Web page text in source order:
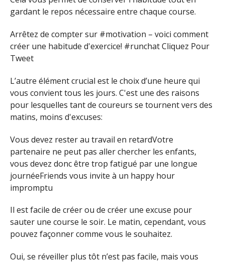
gardant le repos nécessaire entre chaque course.
Arrêtez de compter sur #motivation – voici comment
créer une habitude d'exercice! #runchat Cliquez Pour
Tweet
L’autre élément crucial est le choix d’une heure qui
vous convient tous les jours. C'est une des raisons
pour lesquelles tant de coureurs se tournent vers des
matins, moins d'excuses:
Vous devez rester au travail en retardVotre
partenaire ne peut pas aller chercher les enfants,
vous devez donc être trop fatigué par une longue
journéeFriends vous invite à un happy hour
impromptu
Il est facile de créer ou de créer une excuse pour
sauter une course le soir. Le matin, cependant, vous
pouvez façonner comme vous le souhaitez.
Oui, se réveiller plus tôt n’est pas facile, mais vous